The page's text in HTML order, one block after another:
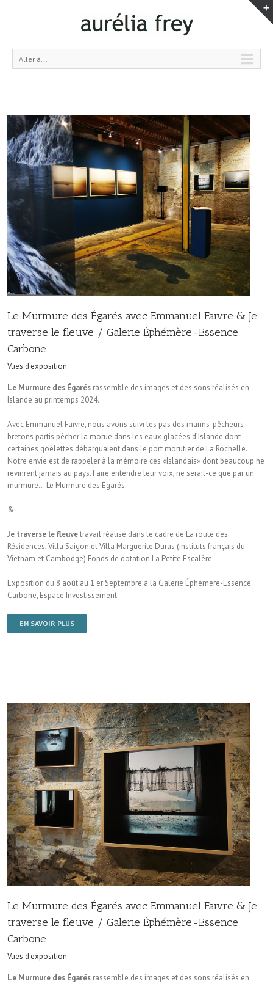
Aller à...
Le Murmure des Égarés avec Emmanuel Faivre & Je
traverse le fleuve / Galerie Éphémère-Essence
Carbone
Vues d'exposition
Le Murmure des Égarés rassemble des images et des sons réalisés en
Islande au printemps 2024.
Avec Emmanuel Faivre, nous avons suivi les pas des marins-pêcheurs
bretons partis pêcher la morue dans les eaux glacées d’Islande dont
certaines goélettes débarquaient dans le port morutier de La Rochelle.
Notre envie est de rappeler à la mémoire ces «Islandais» dont beaucoup ne
revinrent jamais au pays. Faire entendre leur voix, ne serait-ce que par un
murmure… Le Murmure des Égarés.
&
Je traverse le fleuvetravail réalisé dans le cadre de La route des
Résidences, Villa Saigon et Villa Marguerite Duras (instituts français du
Vietnam et Cambodge) Fonds de dotation La Petite Escalère.
Exposition du 8 août au 1 er Septembre à la Galerie Éphémère-Essence
Carbone, Espace Investissement.
EN SAVOIR PLUS
Le Murmure des Égarés avec Emmanuel Faivre & Je
traverse le fleuve / Galerie Éphémère-Essence
Carbone
Vues d'exposition
Le Murmure des Égarés rassemble des images et des sons réalisés en